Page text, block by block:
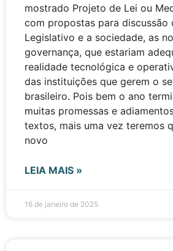
mostrado Projeto de Lei ou
com propostas para discussão
Legislativo e a sociedade, as
governança, que estariam
realidade tecnológica e
das instituições que gerem o
brasileiro. Pois bem o ano
muitas promessas e
textos, mais uma vez teremos
novo
LEIA MAIS »
16 de janeiro de 2025